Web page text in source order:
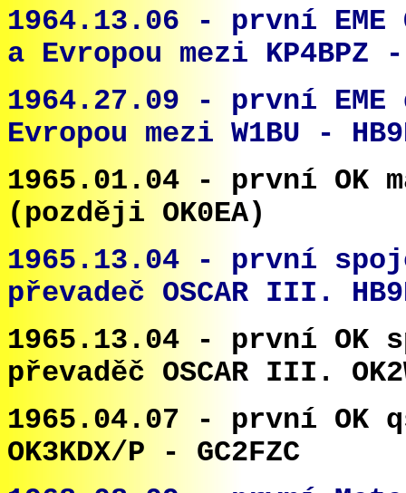
1964.13.06 - první EME
a Evropou mezi KP4BPZ -
1964.27.09 - první EME
Evropou mezi W1BU -
1965.01.04 - první OK
(později OK0EA)
1965.13.04 - první
převadeč OSCAR III.
1965.13.04 - první OK
převaděč OSCAR III.
1965.04.07 - první OK
OK3KDX/P - GC2FZC